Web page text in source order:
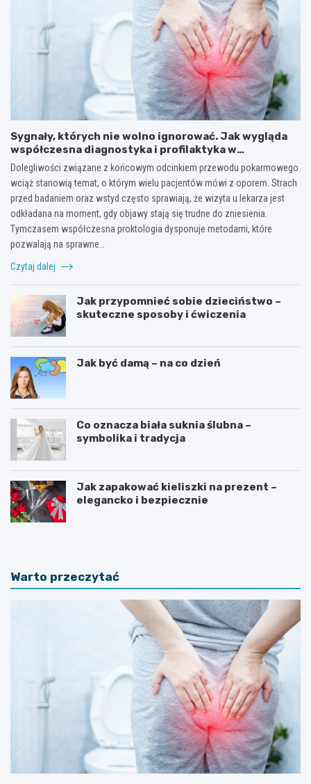
Sygnały, których nie wolno ignorować. Jak wygląda
współczesna diagnostyka i profilaktyka w
proktologii?
Dolegliwości związane z końcowym odcinkiem przewodu pokarmowego
wciąż stanowią temat, o którym wielu pacjentów mówi z oporem. Strach
przed badaniem oraz wstyd często sprawiają, że wizyta u lekarza jest
odkładana na moment, gdy objawy stają się trudne do zniesienia.
Tymczasem współczesna proktologia dysponuje metodami, które
pozwalają na sprawne…
Czytaj dalej
Jak przypomnieć sobie dzieciństwo –
skuteczne sposoby i ćwiczenia
Jak być damą – na co dzień
Co oznacza biała suknia ślubna –
symbolika i tradycja
Jak zapakować kieliszki na prezent –
elegancko i bezpiecznie
Warto przeczytać